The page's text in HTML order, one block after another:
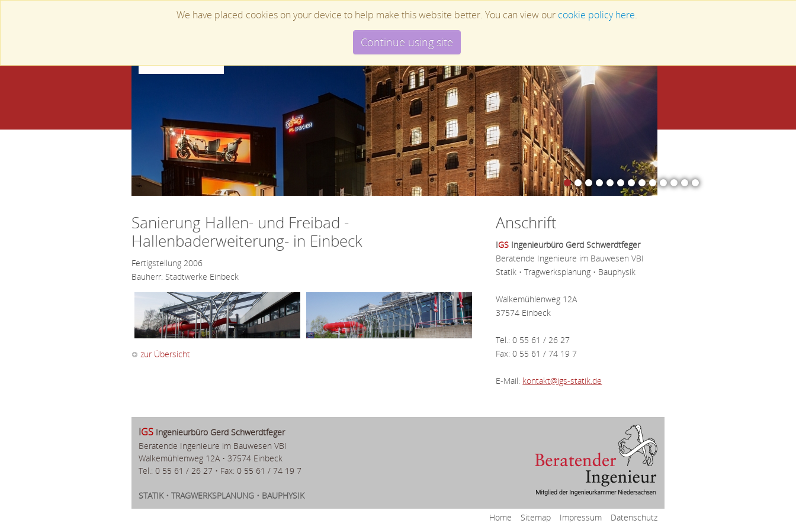
Profil
Chronik
Ausstattung Realisierte Projekte
Sanierung Hallen- und Freibad -
Hallenbaderweiterung- in Einbeck
Fertigstellung 2006
Bauherr: Stadtwerke Einbeck
zur Übersicht
Anschrift
IGS Ingenieurbüro Gerd Schwerdtfeger
Beratende Ingenieure im Bauwesen VBI
Statik • Tragwerksplanung • Bauphysik
Walkemühlenweg 12A
37574 Einbeck
Tel.: 0 55 61 / 26 27
Fax: 0 55 61 / 74 19 7
E-Mail: kontakt@igs-statik.de
IGS Ingenieurbüro Gerd Schwerdtfeger
Beratende Ingenieure im Bauwesen VBI
Walkemühlenweg 12A • 37574 Einbeck
Tel.: 0 55 61 / 26 27 • Fax: 0 55 61 / 74 19 7
STATIK • TRAGWERKSPLANUNG • BAUPHYSIK
Home
Sitemap Impressum Datenschutz
We have placed cookies on your device to help make this website better. You can view our cookie policy here.
Continue using site